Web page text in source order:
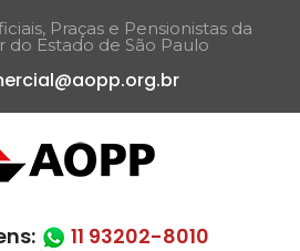
Praças e Pensionistas da
do Estado de São Paulo​
11 93202-8010